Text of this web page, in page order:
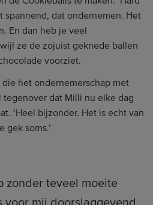
spannend, dat ondernemen. Het
En dan heb je veel
ze de zojuist geknede ballen
voorziet.
het ondernemerschap met
dat Milli nu elke dag
‘Heel bijzonder. Het is echt van
gek soms.’
zonder teveel moeite